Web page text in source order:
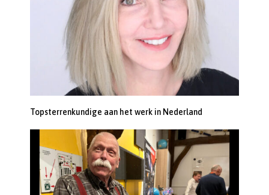
Topsterrenkundige aan het werk in Nederland